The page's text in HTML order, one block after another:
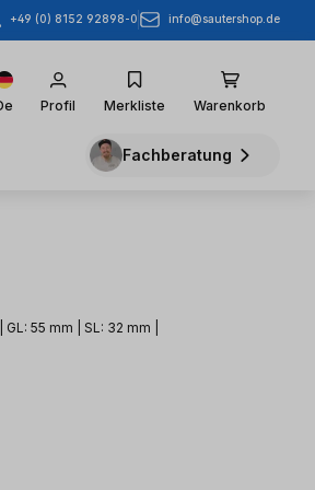
+49 (0) 8152 92898-0 info@sautershop.de
Profil Merkliste Warenkorb
Fachberatung
55 mm | SL: 32 mm |